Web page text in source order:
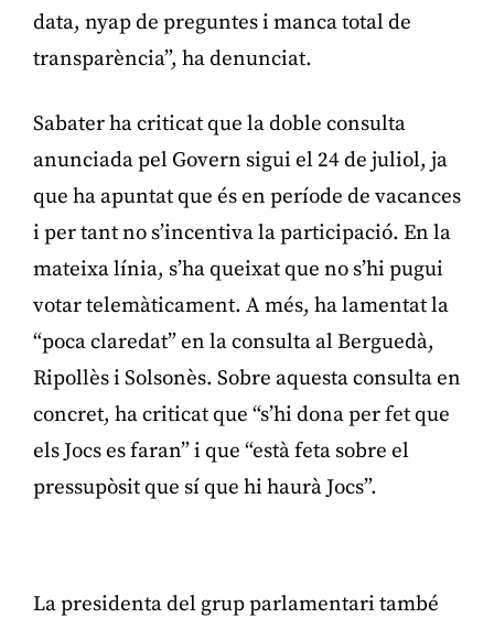
data, nyap de preguntes i manca total de
transparència”, ha denunciat.
Sabater ha criticat que la doble consulta
anunciada pel Govern sigui el 24 de juliol, ja
que ha apuntat que és en període de vacances
i per tant no s’incentiva la participació. En la
mateixa línia, s’ha queixat que no s’hi pugui
votar telemàticament. A més, ha lamentat la
“poca claredat” en la consulta al Berguedà,
Ripollès i Solsonès. Sobre aquesta consulta en
concret, ha criticat que “s’hi dona per fet que
els Jocs es faran” i que “està feta sobre el
pressupòsit que sí que hi haurà Jocs”.
La presidenta del grup parlamentari també